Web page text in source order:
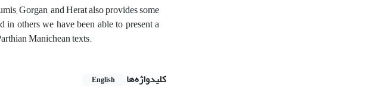
Gorgan, and Herat also provides some
in others we have been able to present a
Manichean texts.
کلیدواژه‌ها English